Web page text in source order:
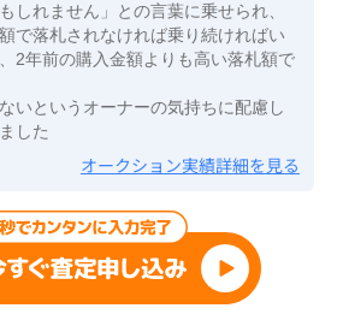
しれません」との言葉に乗せられ、
で落札されなければ乗り続ければい
2年前の購入金額よりも高い落札額で
いというオーナーの気持ちに配慮し
した
オークション実績詳細を見る